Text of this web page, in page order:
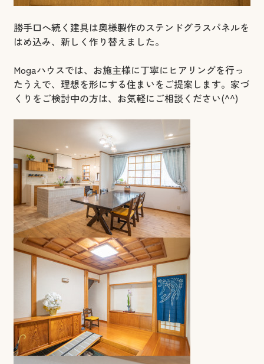
勝手口へ続く建具は奥様製作のステンドグラスパネルを
はめ込み、新しく作り替えました。
Mogaハウスでは、お施主様に丁寧にヒアリングを行っ
たうえで、理想を形にする住まいをご提案します。家づ
くりをご検討中の方は、お気軽にご相談ください(^^)